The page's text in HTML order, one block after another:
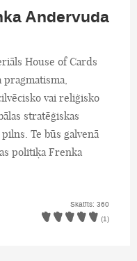
Andervuda
House of Cards
vai reliģisko
stratēģiskas
Te būs galvenā
politiķa Frenka
Skatīts: 360
(1)